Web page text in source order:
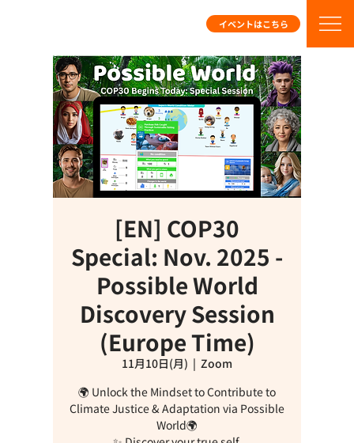
イベントはこちら
[EN] COP30
Special: Nov. 2025 -
Possible World
Discovery Session
(Europe Time)
11月10日(月)
  |
Zoom
🌍 Unlock the Mindset to Contribute to
Climate Justice & Adaptation via Possible
World🌍